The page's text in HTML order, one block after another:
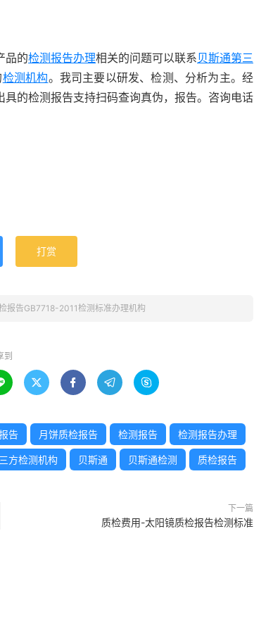
品的检测报告办理相关的问题可以联系贝斯通第三
检测机构。我司主要以研发、检测、分析为主。经
的检测报告支持扫码查询真伪，报告。咨询电话
打赏
报告GB7718-2011检测标准办理机构
到
   
告 月饼质检报告 检测报告 检测报告办理
方检测机构 贝斯通 贝斯通检测 质检报告
下一篇
质检费用-太阳镜质检报告检测标准